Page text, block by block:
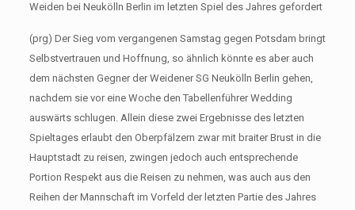
Weiden bei Neukölln Berlin im letzten Spiel des Jahres gefordert
(prg) Der Sieg vom vergangenen Samstag gegen Potsdam bringt
Selbstvertrauen und Hoffnung, so ähnlich könnte es aber auch
dem nächsten Gegner der Weidener SG Neukölln Berlin gehen,
nachdem sie vor eine Woche den Tabellenführer Wedding
auswärts schlugen. Allein diese zwei Ergebnisse des letzten
Spieltages erlaubt den Oberpfälzern zwar mit braiter Brust in die
Hauptstadt zu reisen, zwingen jedoch auch entsprechende
Portion Respekt aus die Reisen zu nehmen, was auch aus den
Reihen der Mannschaft im Vorfeld der letzten Partie des Jahres